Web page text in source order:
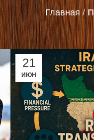
Главная/
21
ИЮН